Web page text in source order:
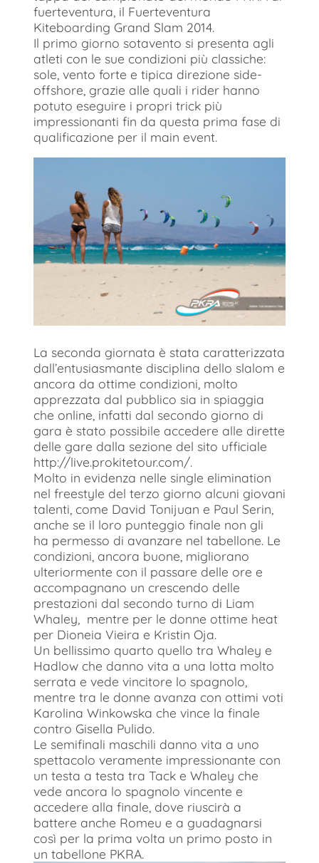
fuerteventura, il Fuerteventura
Kiteboarding Grand Slam 2014.
Il primo giorno sotavento si presenta agli
atleti con le sue condizioni più classiche:
sole, vento forte e tipica direzione side-
offshore, grazie alle quali i rider hanno
potuto eseguire i propri trick più
impressionanti fin da questa prima fase di
qualificazione per il main event.
La seconda giornata è stata caratterizzata
dall’entusiasmante disciplina dello slalom e
ancora da ottime condizioni, molto
apprezzata dal pubblico sia in spiaggia
che online, infatti dal secondo giorno di
gara è stato possibile accedere alle dirette
delle gare dalla sezione del sito ufficiale
http://live.prokitetour.com/.
Molto in evidenza nelle single elimination
nel freestyle del terzo giorno alcuni giovani
talenti, come David Tonijuan e Paul Serin,
anche se il loro punteggio finale non gli
ha permesso di avanzare nel tabellone. Le
condizioni, ancora buone, migliorano
ulteriormente con il passare delle ore e
accompagnano un crescendo delle
prestazioni dal secondo turno di Liam
Whaley, mentre per le donne ottime heat
per Dioneia Vieira e Kristin Oja.
Un bellissimo quarto quello tra Whaley e
Hadlow che danno vita a una lotta molto
serrata e vede vincitore lo spagnolo,
mentre tra le donne avanza con ottimi voti
Karolina Winkowska che vince la finale
contro Gisella Pulido.
Le semifinali maschili danno vita a uno
spettacolo veramente impressionante con
un testa a testa tra Tack e Whaley che
vede ancora lo spagnolo vincente e
accedere alla finale, dove riuscirà a
battere anche Romeu e a guadagnarsi
così per la prima volta un primo posto in
un tabellone PKRA.